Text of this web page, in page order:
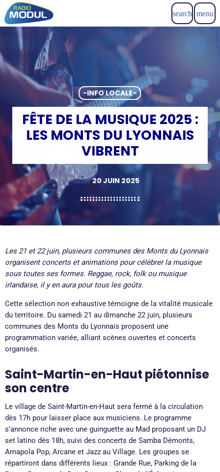
search menu
-INFO LOCALE-
FÊTE DE LA MUSIQUE 2025 :
LES MONTS DU LYONNAIS
VIBRENT
today 20 JUIN 2025
Les 21 et 22 juin, plusieurs communes des Monts du Lyonnais
organisent concerts et animations pour célébrer la musique
sous toutes ses formes. Reggae, rock, folk ou musique
irlandaise, il y en aura pour tous les goûts.
Cette sélection non exhaustive témoigne de la vitalité musicale
du territoire. Du samedi 21 au dimanche 22 juin, plusieurs
communes des Monts du Lyonnais proposent une
programmation variée, alliant scènes ouvertes et concerts
organisés.
Saint-Martin-en-Haut piétonnise
son centre
Le village de Saint-Martin-en-Haut sera fermé à la circulation
dès 17h pour laisser place aux musiciens. Le programme
s’annonce riche avec une guinguette au Mad proposant un DJ
set latino dès 18h, suivi des concerts de Samba Démonts,
Amapola Pop, Arcane et Jazz au Village. Les groupes se
répartiront dans différents lieux : Grande Rue, Parking de la